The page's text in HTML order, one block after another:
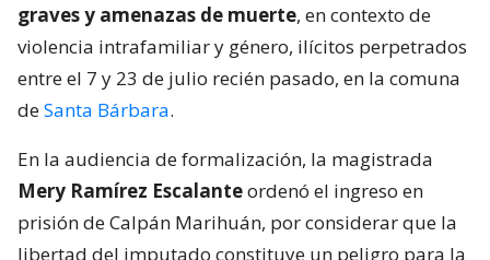
graves y amenazas de muerte, en contexto de
violencia intrafamiliar y género, ilícitos perpetrados
entre el 7 y 23 de julio recién pasado, en la comuna
deSanta Bárbara.
En la audiencia de formalización, la magistrada
Mery Ramírez Escalanteordenó el ingreso en
prisión de Calpán Marihuán, por considerar que la
libertad del imputado constituye un peligro para la